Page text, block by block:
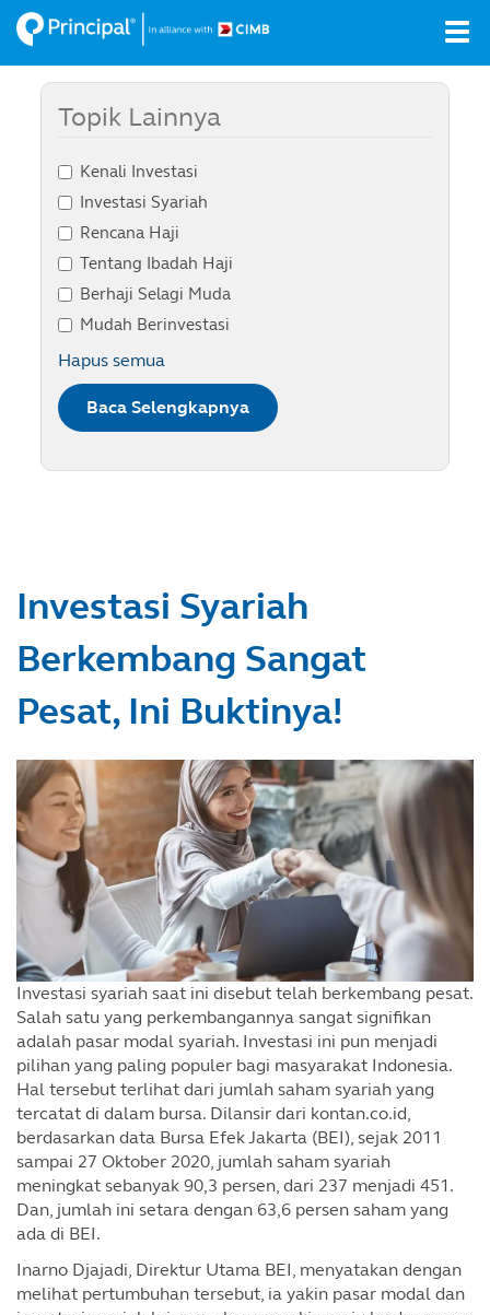
Skip
to
content
Investasi Syariah
Berkembang Sangat
Pesat, Ini Buktinya!
Investasi syariah saat ini disebut telah berkembang pesat.
Salah satu yang perkembangannya sangat signifikan
adalah pasar modal syariah. Investasi ini pun menjadi
pilihan yang paling populer bagi masyarakat Indonesia.
Hal tersebut terlihat dari jumlah saham syariah yang
tercatat di dalam bursa. Dilansir dari kontan.co.id,
berdasarkan data Bursa Efek Jakarta (BEI), sejak 2011
sampai 27 Oktober 2020, jumlah saham syariah
meningkat sebanyak 90,3 persen, dari 237 menjadi 451.
Dan, jumlah ini setara dengan 63,6 persen saham yang
ada di BEI.
Inarno Djajadi, Direktur Utama BEI, menyatakan dengan
melihat pertumbuhan tersebut, ia yakin pasar modal dan
Topik Lainnya
Kenali Investasi
Investasi Syariah
Rencana Haji
Tentang Ibadah Haji
Berhaji Selagi Muda
Mudah Berinvestasi
Hapus semua
Baca Selengkapnya